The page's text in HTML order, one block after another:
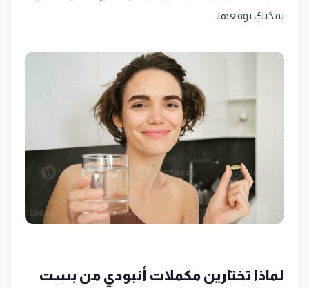
يمكنكِ توقعها.
لماذا تختارين مكملات أنبودي من بست